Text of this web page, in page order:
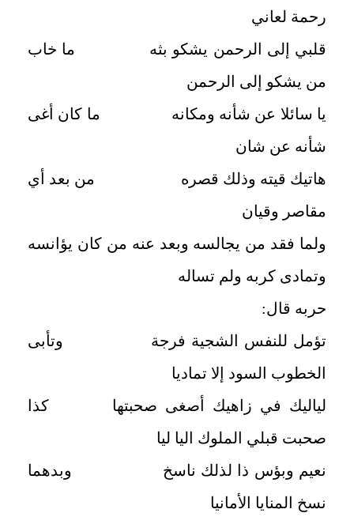
رحمة لعاني
قلبي إلى الرحمن يشكو بثه ما خاب
من يشكو إلى الرحمن
يا سائلا عن شأنه ومكانه ما كان أغى
شأنه عن شان
هاتيك قيته وذلك قصره من بعد أي
مقاصر وقيان
ولما فقد من يجالسه وبعد عنه من كان يؤانسه
وتمادى كربه ولم تساله
حربه قال:
تؤمل للنفس الشجية فرجة وتأبى
الخطوب السود إلا تماديا
لياليك في زاهيك أصغى صحبتها كذا
صحبت قبلي الملوك اليا ليا
نعيم وبؤس ذا لذلك ناسخ وبدهما
نسخ المنايا الأمانيا